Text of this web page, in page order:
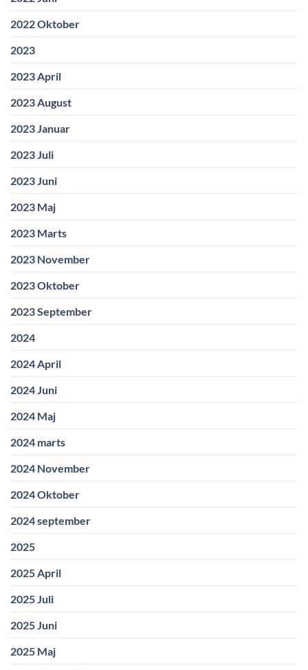
2022 Oktober
2023
2023 April
2023 August
2023 Januar
2023 Juli
2023 Juni
2023 Maj
2023 Marts
2023 November
2023 Oktober
2023 September
2024
2024 April
2024 Juni
2024 Maj
2024 marts
2024 November
2024 Oktober
2024 september
2025
2025 April
2025 Juli
2025 Juni
2025 Maj